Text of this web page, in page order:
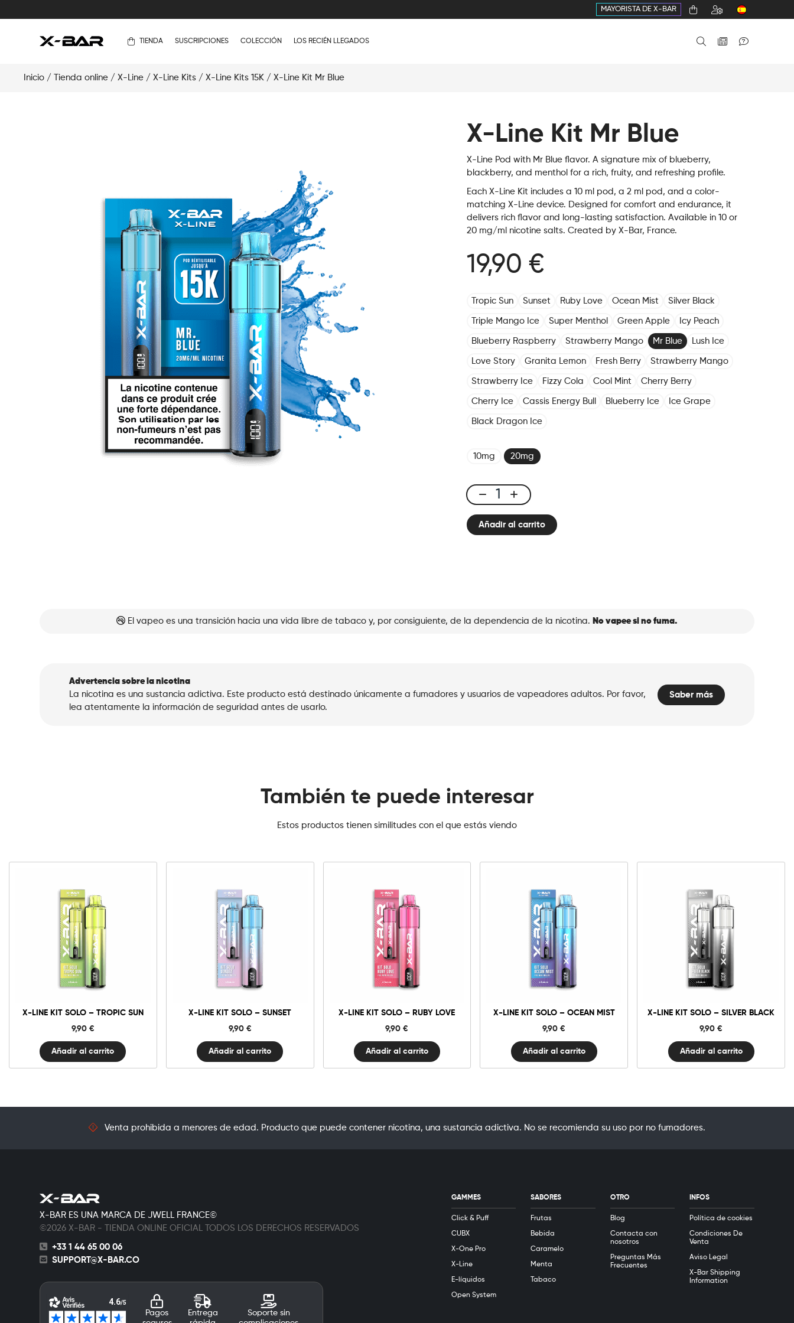
MAYORISTA DE X-BAR
TIENDA SUSCRIPCIONES COLECCIÓN LOS RECIÉN LLEGADOS
Inicio / Tienda online / X-Line / X-Line Kits / X-Line Kits 15K / X-Line Kit Mr Blue
X-Line Kit Mr Blue
X-Line Pod with Mr Blue flavor. A signature mix of blueberry,
blackberry, and menthol for a rich, fruity, and refreshing profile.
Each X-Line Kit includes a 10 ml pod, a 2 ml pod, and a color-
matching X-Line device. Designed for comfort and endurance, it
delivers rich flavor and long-lasting satisfaction. Available in 10 or
20 mg/ml nicotine salts. Created by X-Bar, France.
19,90 €
Tropic Sun Sunset Ruby Love Ocean Mist Silver Black
Triple Mango Ice Super Menthol Green Apple Icy Peach
Blueberry Raspberry Strawberry Mango Mr Blue Lush Ice
Love Story Granita Lemon Fresh Berry Strawberry Mango
Strawberry Ice Fizzy Cola Cool Mint Cherry Berry
Cherry Ice Cassis Energy Bull Blueberry Ice Ice Grape
Black Dragon Ice
10mg 20mg
X-
Line
Kit
Añadir al carrito
El vapeo es una transición hacia una vida libre de tabaco y, por consiguiente, de la dependencia de la nicotina. No vapee si no fuma.
Advertencia sobre la nicotina
La nicotina es una sustancia adictiva. Este producto está destinado únicamente a fumadores y usuarios de vapeadores adultos. Por favor,
lea atentamente la información de seguridad antes de usarlo.
Saber más
También te puede interesar
Estos productos tienen similitudes con el que estás viendo
X-LINE KIT SOLO – TROPIC SUN
9,90 €
Line
Kit
Solo
Tropic
Añadir al carrito
X-LINE KIT SOLO – SUNSET
9,90 €
Line
Kit
Solo
Sunset
Añadir al carrito
X-LINE KIT SOLO – RUBY LOVE
9,90€
Line
Kit
Solo
-
Ruby
Añadir al carrito
X-LINE KIT SOLO – OCEAN MIST
9,90€
Line
Solo
Ocean
Añadir al carrito
X-LINE KIT SOLO – SILVER BLACK
9,90€
Line
Kit
Solo
-
Silver
Añadir al carrito
Venta prohibida a menores de edad. Producto que puede contener nicotina, una sustancia adictiva. No se recomienda su uso por no fumadores.
X-BAR ES UNA MARCA DE JWELL FRANCE©
©2026 X-BAR - TIENDA ONLINE OFICIAL TODOS LOS DERECHOS RESERVADOS
+33 1 44 65 00 06
SUPPORT@X-BAR.CO
Pagos
Entrega
Soporte sin
GAMMES
Click & Puff
CUBX
X-One Pro
X-Line
E-líquidos
Open System
SABORES
Frutas
Bebida
Caramelo
Menta
Tabaco
OTRO
Blog
Contacta con
nosotros
Preguntas Más
Frecuentes
INFOS
Política de cookies
Condiciones De
Venta
Aviso Legal
X-Bar Shipping
Information